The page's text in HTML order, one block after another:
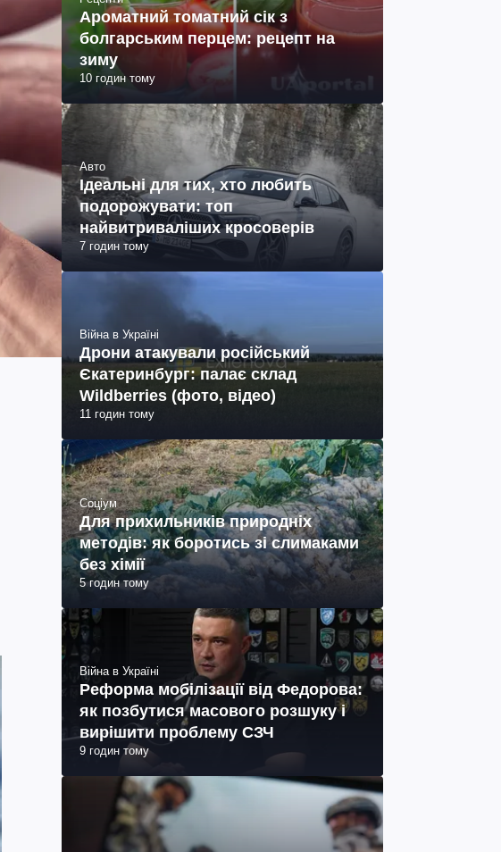
Ароматний томатний сік з
болгарським перцем: рецепт на
зиму
10 годин тому
Авто
Ідеальні для тих, хто любить
подорожувати: топ
найвитриваліших кросоверів
7 годин тому
Війна в Україні
Дрони атакували російський
Єкатеринбург: палає склад
Wildberries (фото, відео)
11 годин тому
Соціум
Для прихильників природніх
методів: як боротись зі слимаками
без хімії
5 годин тому
Війна в Україні
Реформа мобілізації від Федорова:
як позбутися масового розшуку і
вирішити проблему СЗЧ
9 годин тому